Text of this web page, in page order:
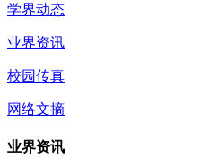
学界动态
业界资讯
校园传真
网络文摘
业界资讯